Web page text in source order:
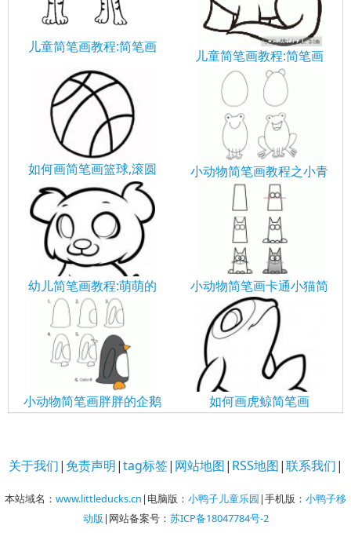
儿童简笔画教程:简笔画
儿童简笔画教程:简笔画
如何画简笔画篮球,滚圆 小动物简笔画教程之小青
幼儿简笔画教程:萌萌的 小动物简笔画卡通小猫简
小动物简笔画胖胖的企鹅 如何画虎鲸简笔画
关于我们| 免责声明|tag标签| 网站地图| RSS地图|联系我们|
本站域名： www.littleducks.cn |电脑版： 小鸭子儿童乐园 |手机版： 小鸭子移
动版 |网站备案号： 苏ICP备18047784号-2